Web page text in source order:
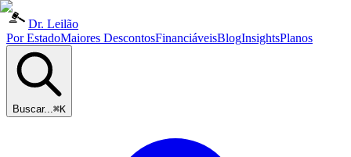
Dr. Leilão
Por EstadoMaiores DescontosFinanciáveisBlogInsightsPlanos
Buscar...⌘K